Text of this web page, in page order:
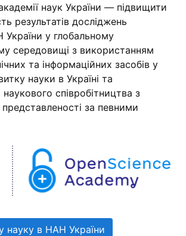
наук України — підвищити
результатів досліджень
України у глобальному
середовищі з використанням
та інформаційних засобів у
науки в Україні та
співробітництва з
за певними
науку в НАН України